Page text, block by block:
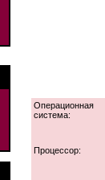
Операционная
система:
Процессор: